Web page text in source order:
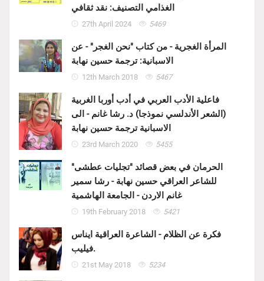
الغذامي التصنيف: نقد ثقافي
27th April 2024 5469
المرأة الغجرية - من كتاب "نحن الغجر" - عن
الاسبانية: ترجمة حسين نهابة
12th March 2018 5467
فاعلية الأدب العربي في أدب أوربا الغربية
(الشعر الأندلسي نموذجا) د. رشا غانم - الى
الاسبانية ترجمة حسين نهابة
23rd March 2020 5455
الحرمان في بعض قصائد "تجليات عطشى"
للشاعر العراقي حسين نهابة - رشا سمير
غانم الاردن - الجامعة الهاشمية
19th February 2018 5421
فكرة عن الظلام - الشاعرة العراقية ايناس
فيليب.
21st May 2018 5234